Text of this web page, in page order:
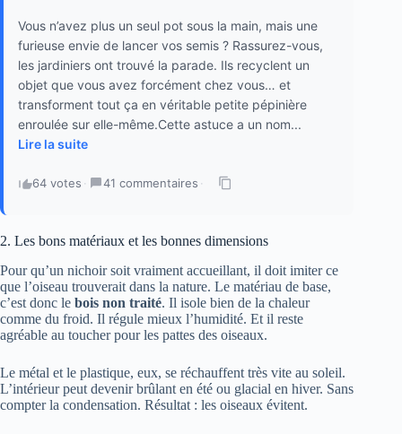
Vous n’avez plus un seul pot sous la main, mais une
furieuse envie de lancer vos semis ? Rassurez-vous,
les jardiniers ont trouvé la parade. Ils recyclent un
objet que vous avez forcément chez vous… et
transforment tout ça en véritable petite pépinière
enroulée sur elle-même.Cette astuce a un nom...
Lire la suite
64 votes · 41 commentaires ·
2. Les bons matériaux et les bonnes dimensions
Pour qu’un nichoir soit vraiment accueillant, il doit imiter ce
que l’oiseau trouverait dans la nature. Le matériau de base,
c’est donc le bois non traité. Il isole bien de la chaleur
comme du froid. Il régule mieux l’humidité. Et il reste
agréable au toucher pour les pattes des oiseaux.
Le métal et le plastique, eux, se réchauffent très vite au soleil.
L’intérieur peut devenir brûlant en été ou glacial en hiver. Sans
compter la condensation. Résultat : les oiseaux évitent.